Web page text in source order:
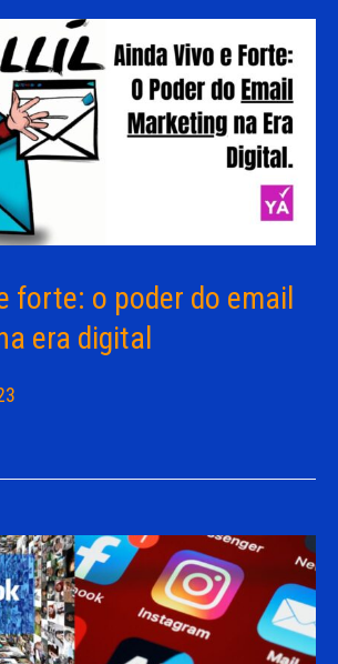
forte: o poder do email
era digital